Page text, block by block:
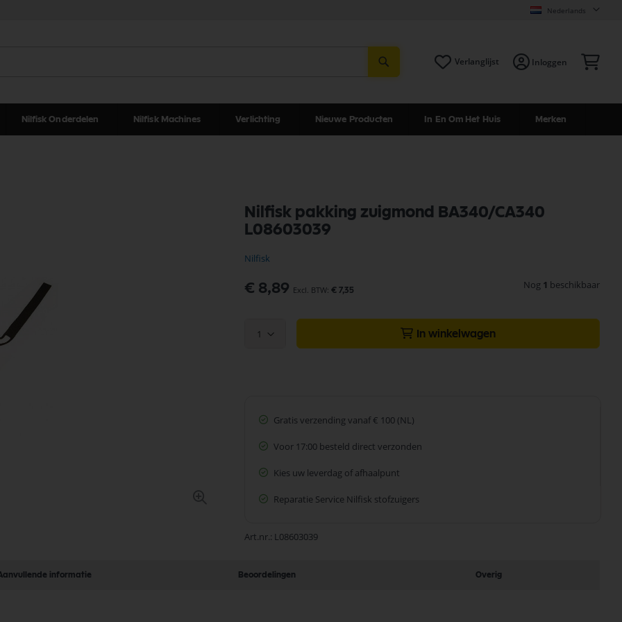
Nederlands
Verlanglijst Inloggen
Nilfisk Onderdelen Nilfisk Machines Verlichting Nieuwe Producten In En Om Het Huis Merken
Nilfisk pakking zuigmond BA340/CA340
L08603039
Nilfisk
€ 8,89 € 7,35 Nog 1 beschikbaar
1 In winkelwagen
Gratis verzending vanaf € 100 (NL)
Voor 17:00 besteld direct verzonden
Kies uw leverdag of afhaalpunt
Reparatie Service Nilfisk stofzuigers
Art.nr. L08603039
informatie Beoordelingen Overig